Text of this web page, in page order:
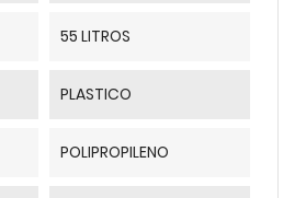
55 LITROS
PLASTICO
POLIPROPILENO